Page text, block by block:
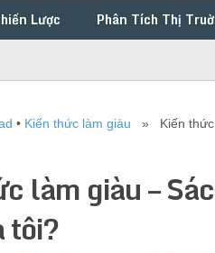
Lược Phân Tích Thị
• Kiến thức làm giàu » Kiến thức
làm giàu –
tôi?